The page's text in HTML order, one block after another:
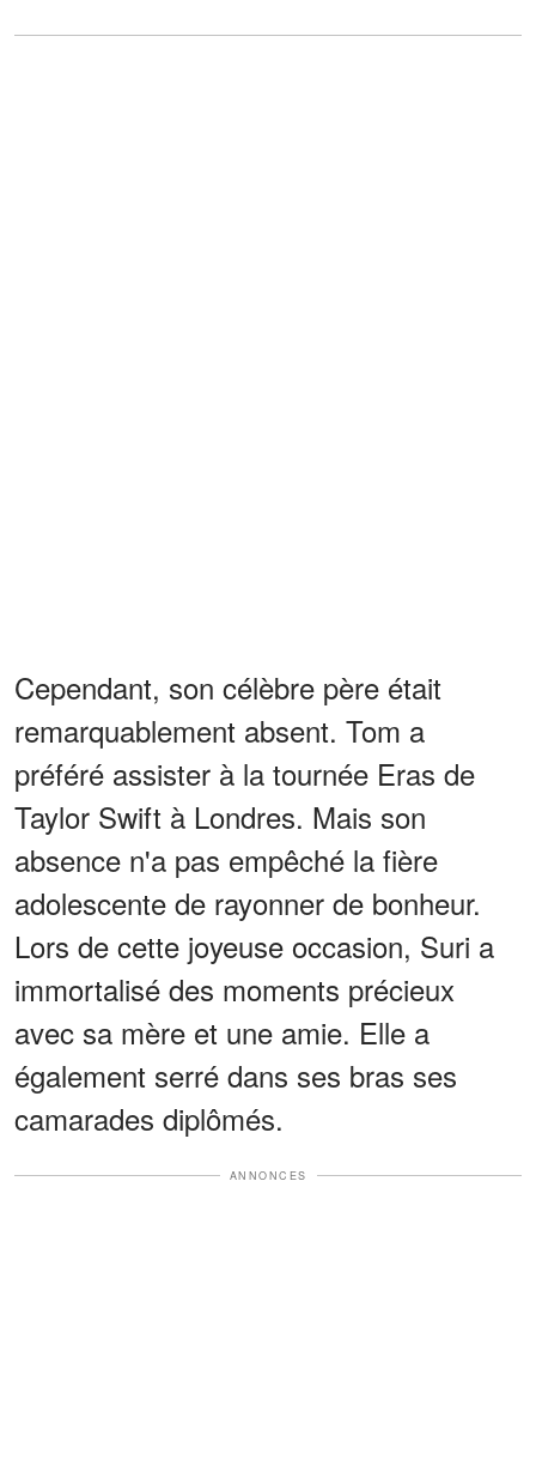
Cependant, son célèbre père était
remarquablement absent. Tom a
préféré assister à la tournée Eras de
Taylor Swift à Londres. Mais son
absence n'a pas empêché la fière
adolescente de rayonner de bonheur.
Lors de cette joyeuse occasion, Suri a
immortalisé des moments précieux
avec sa mère et une amie. Elle a
également serré dans ses bras ses
camarades diplômés.
ANNONCES